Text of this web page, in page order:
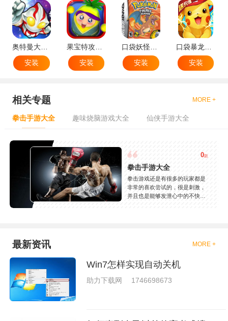
奥特曼大战小怪兽
安装
安装
安装
安装
相关专题 MORE +
拳击手游大全 趣味烧脑游戏大全 仙侠手游大全
0款
拳击手游大全
拳击游戏还是有很多的玩家都是
非常的喜欢尝试的，很是刺激，
并且也是能够发泄心中的不快
够去进行体验的，我们也是能够
就是收集了一些有意思的拳击游
最新资讯 MORE +
Win7怎样实现自动关机
助力下载网 1746698673